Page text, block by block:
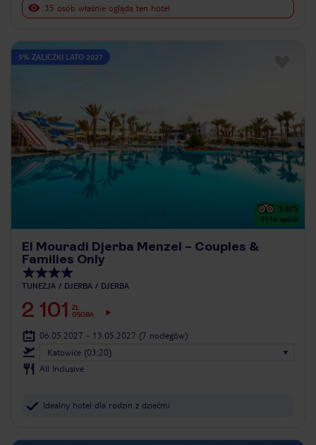
35 osób właśnie ogląda ten hotel
5% ZALICZKI LATO 2027
3.8/5
5176 opinii
El Mouradi Djerba Menzel – Couples &
Families Only
TUNEZJA DJERBA DJERBA
2 101
ZŁ
OSOBA
06.05.2027 - 13.05.2027 (7 noclegów)
Katowice (03:20)
All Inclusive
Idealny hotel dla rodzin z dziećmi